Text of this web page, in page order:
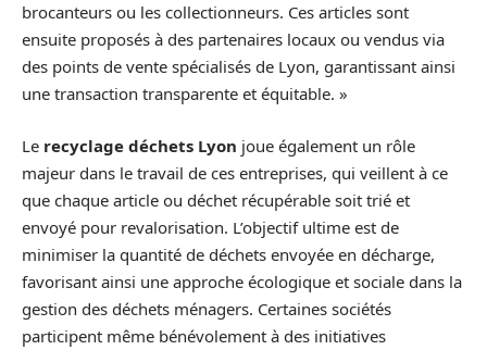
brocanteurs ou les collectionneurs. Ces articles sont
ensuite proposés à des partenaires locaux ou vendus via
des points de vente spécialisés de Lyon, garantissant ainsi
une transaction transparente et équitable. »
Le recyclage déchets Lyon joue également un rôle
majeur dans le travail de ces entreprises, qui veillent à ce
que chaque article ou déchet récupérable soit trié et
envoyé pour revalorisation. L’objectif ultime est de
minimiser la quantité de déchets envoyée en décharge,
favorisant ainsi une approche écologique et sociale dans la
gestion des déchets ménagers. Certaines sociétés
participent même bénévolement à des initiatives